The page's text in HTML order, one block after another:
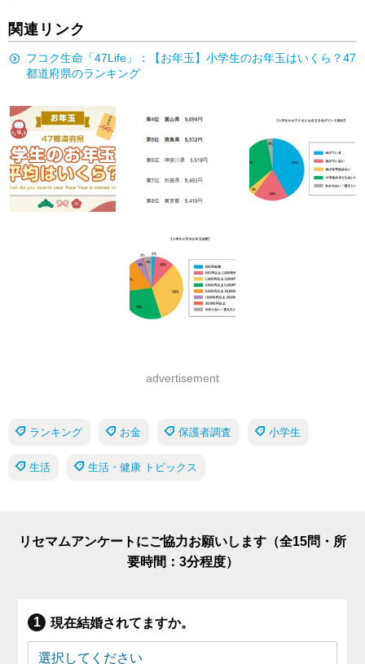
関連リンク
フコク生命「47Life」：【お年玉】小学生のお年玉はいくら？47
都道府県のランキング
advertisement
ランキング お金 保護者調査 小学生
生活 生活・健康 トピックス
リセマムアンケートにご協力お願いします（全15問・所
要時間：3分程度）
現在結婚されてますか。